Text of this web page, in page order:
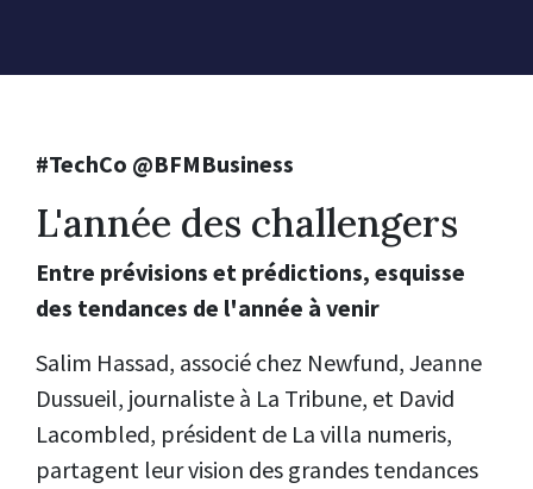
#TechCo @BFMBusiness
L'année des challengers
Entre prévisions et prédictions, esquisse
des tendances de l'année à venir
Salim Hassad, associé chez Newfund, Jeanne
Dussueil, journaliste à La Tribune, et David
Lacombled, président de La villa numeris,
partagent leur vision des grandes tendances